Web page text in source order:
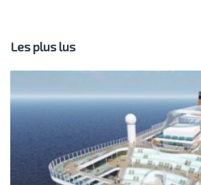
Les plus lus